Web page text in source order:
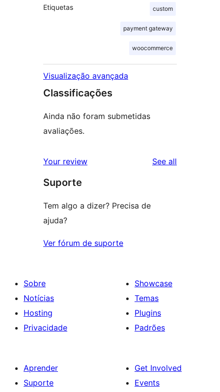
Etiquetas custom
payment gateway
woocommerce
Visualização avançada
Classificações
Ainda não foram submetidas
avaliações.
Your review See all
Suporte
Tem algo a dizer? Precisa de
ajuda?
Ver fórum de suporte
Sobre
Notícias
Hosting
Privacidade
Showcase
Temas
Plugins
Padrões
Aprender
Suporte
Get Involved
Events